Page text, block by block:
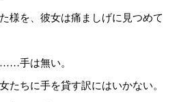
様を、彼女は痛ましげに見つめて
手は無い。
たちに手を貸す訳にはいかない。